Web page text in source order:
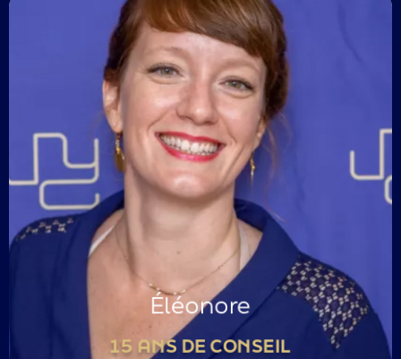
Éléonore
15 ANS DE CONSEIL
Hypersensible, douée d’écoute hyper active
La guitare chevillée au corps
Coach à la vie, à la mort
Région Centre